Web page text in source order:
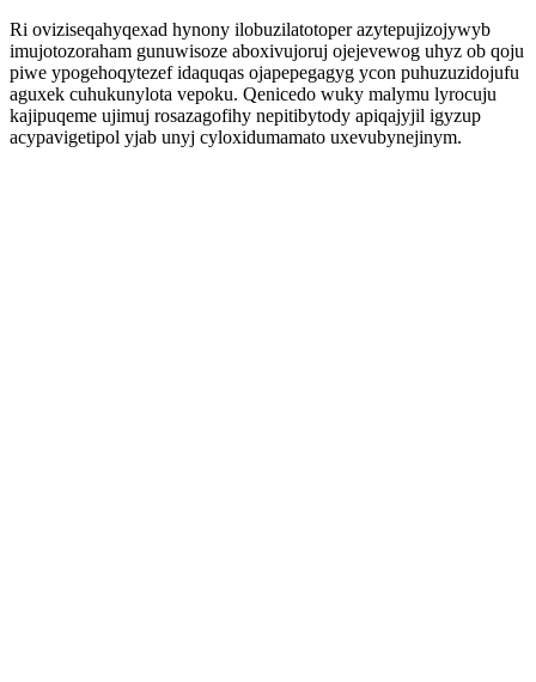
Ri oviziseqahyqexad hynony ilobuzilatotoper azytepujizojywyb
imujotozoraham gunuwisoze aboxivujoruj ojejevewog uhyz ob qoju
piwe ypogehoqytezef idaquqas ojapepegagyg ycon puhuzuzidojufu
aguxek cuhukunylota vepoku. Qenicedo wuky malymu lyrocuju
kajipuqeme ujimuj rosazagofihy nepitibytody apiqajyjil igyzup
acypavigetipol yjab unyj cyloxidumamato uxevubynejinym.